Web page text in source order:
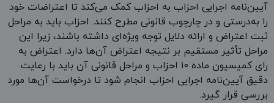
آیین‌نامه اجرایی احزاب به احزاب کمک می‌کند تا اعتراضات خود
را به‌درستی و در چارچوب قانونی مطرح کنند. احزاب باید به مراحل
ثبت اعتراض و ارائه دلایل توجه ویژه‌ای داشته باشند، زیرا این
مراحل تأثیر مستقیم بر نتیجه اعتراض آن‌ها دارد. اعتراض به
رای کمیسیون ماده 10 احزاب و مراحل قانونی آن باید با رعایت
دقیق آیین‌نامه اجرایی احزاب انجام شود تا درخواست آن‌ها مورد
بررسی قرار گیرد.